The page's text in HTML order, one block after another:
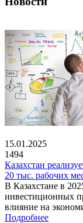
15.01.2025
1494
Казахстан
20 тыс. рабочих
В Казахстане в
инвестиционных
влияние на
Подробнее